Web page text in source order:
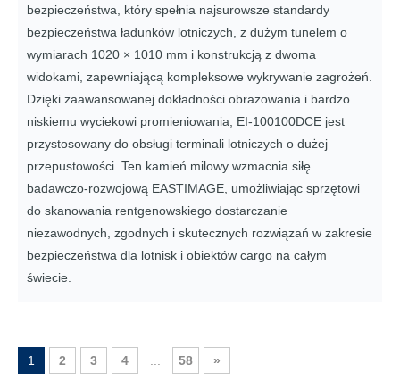
bezpieczeństwa, który spełnia najsurowsze standardy
bezpieczeństwa ładunków lotniczych, z dużym tunelem o
wymiarach 1020 × 1010 mm i konstrukcją z dwoma
widokami, zapewniającą kompleksowe wykrywanie zagrożeń.
Dzięki zaawansowanej dokładności obrazowania i bardzo
niskiemu wyciekowi promieniowania, EI-100100DCE jest
przystosowany do obsługi terminali lotniczych o dużej
przepustowości. Ten kamień milowy wzmacnia siłę
badawczo-rozwojową EASTIMAGE, umożliwiając sprzętowi
do skanowania rentgenowskiego dostarczanie
niezawodnych, zgodnych i skutecznych rozwiązań w zakresie
bezpieczeństwa dla lotnisk i obiektów cargo na całym
świecie.
1 2 3 4 58 »